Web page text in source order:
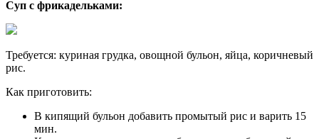
Суп с фрикадельками:
Требуется: куриная грудка, овощной бульон, яйца, коричневый
рис.
Как приготовить:
В кипящий бульон добавить промытый рис и варить 15
мин.